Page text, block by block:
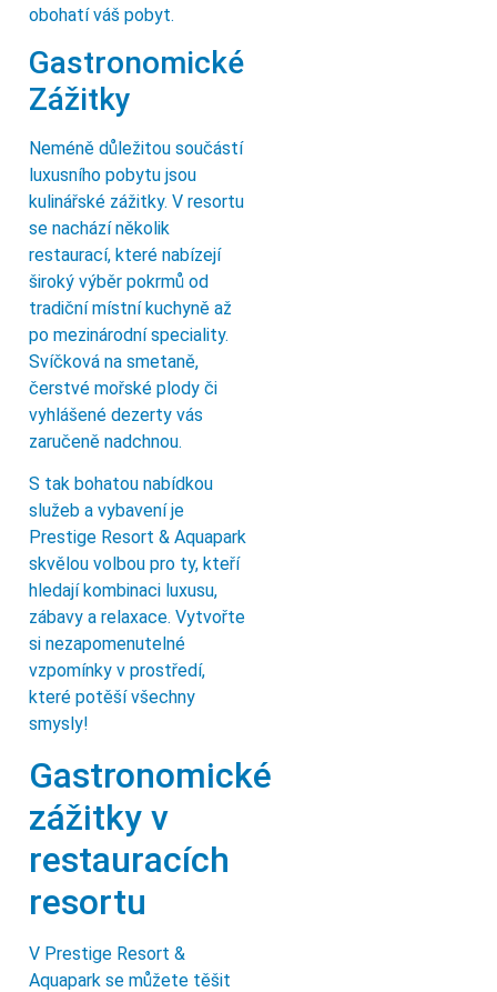
obohatí váš pobyt.
Gastronomické
Zážitky
Neméně důležitou součástí
luxusního pobytu jsou
kulinářské zážitky. V resortu
se nachází několik
restaurací, které nabízejí
široký výběr pokrmů od
tradiční místní kuchyně až
po mezinárodní speciality.
Svíčková na smetaně,
čerstvé mořské plody či
vyhlášené dezerty vás
zaručeně nadchnou.
S tak bohatou nabídkou
služeb a vybavení je
Prestige Resort & Aquapark
skvělou volbou pro ty, kteří
hledají kombinaci luxusu,
zábavy a relaxace. Vytvořte
si nezapomenutelné
vzpomínky v prostředí,
které potěší všechny
smysly!
Gastronomické
zážitky v
restauracích
resortu
V Prestige Resort &
Aquapark se můžete těšit